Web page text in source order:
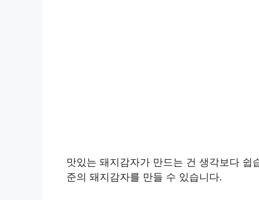
맛있는 돼지감자가 만드는 건 생각보다
준의 돼지감자를 만들 수 있습니다.